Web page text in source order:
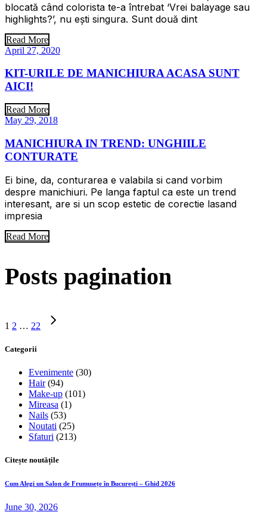
blocată când colorista te-a întrebat ‘Vrei balayage sau
highlights?’, nu ești singura. Sunt două dint
Read More
April 27, 2020
KIT-URILE DE MANICHIURA ACASA SUNT
AICI!
Read More
May 29, 2018
MANICHIURA IN TREND: UNGHIILE
CONTURATE
Ei bine, da, conturarea e valabila si cand vorbim
despre manichiuri. Pe langa faptul ca este un trend
interesant, are si un scop estetic de corectie lasand
impresia
Read More
Posts pagination
1 2 … 22
Categorii
Evenimente (30)
Hair(94)
Make-up (101)
Mireasa (1)
Nails (53)
Noutati (25)
Sfaturi (213)
Citește noutățile
Cum Alegi un Salon de Frumusețe în București – Ghid 2026
June 30, 2026